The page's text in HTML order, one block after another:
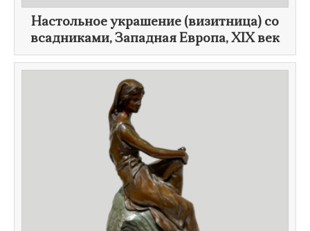
Настольное украшение (визитница) со
всадниками, Западная Европа, XIX век